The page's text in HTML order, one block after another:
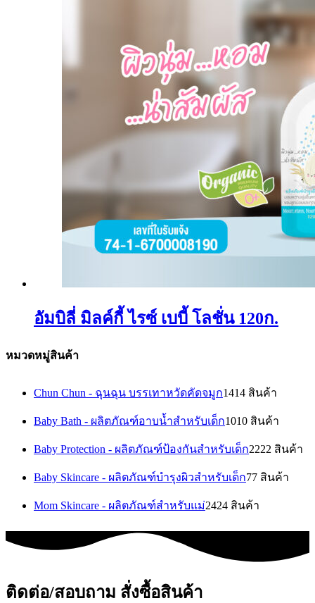
อัมบิลี่ มิลค์กี้ ไรซ์ เบบี้ โลชั่น 120ก.
หมวดหมู่สินค้า
Chun Chun - ฉุนฉุน บรรเทาหวัดคัดจมูก1414 สินค้า
Baby Bath - ผลิตภัณฑ์อาบน้ำสำหรับเด็ก1010 สินค้า
Baby Protection - ผลิตภัณฑ์ป้องกันสำหรับเด็ก2222 สินค้า
Baby Skincare - ผลิตภัณฑ์บำรุงผิวสำหรับเด็ก77 สินค้า
Mom Skincare - ผลิตภัณฑ์สำหรับแม่2424 สินค้า
ติดต่อ/สอบถาม สั่งซื้อสินค้า